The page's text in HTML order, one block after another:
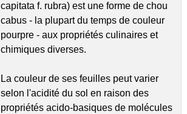
capitata f. rubra) est une forme de chou
cabus - la plupart du temps de couleur
pourpre - aux propriétés culinaires et
chimiques diverses.
La couleur de ses feuilles peut varier
selon l'acidité du sol en raison des
propriétés acido-basiques de molécules